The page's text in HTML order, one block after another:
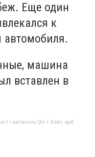
Еще один
к
автомобиля.
машина
вставлен в
і натисніть Ctrl + Enter, щоб